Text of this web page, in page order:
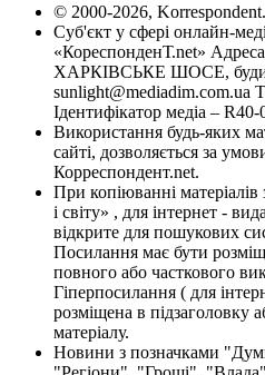
© 2000-2026,
Суб'єкт у сфері онлайн-
«КореспонденТ.net»
ХАРКІВСЬКЕ ШОСЕ,
sunlight@mediadim.com.ua
Ідентифікатор медіа –
Використання будь-яких
сайті, дозволяється за
Корреспондент.net.
При копіюванні
і світу» , для інтернет -
відкрите для пошукових
Посилання має бути
повного або часткового
Гіперпосилання ( для
розміщена в підзаголовку
матеріалу.
Новини з позначками